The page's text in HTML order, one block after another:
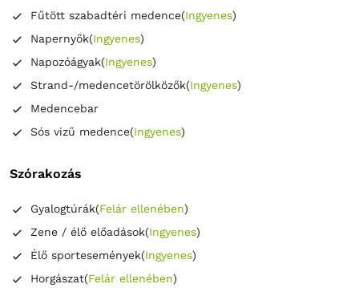
Fűtött szabadtéri medence(Ingyenes)
Napernyők(Ingyenes)
Napozóágyak(Ingyenes)
Strand-/medencetörölközők(Ingyenes)
Medencebar
Sós vizű medence(Ingyenes)
Szórakozás
Gyalogtúrák(Felár ellenében)
Zene / élő előadások(Ingyenes)
Élő sportesemények(Ingyenes)
Horgászat(Felár ellenében)